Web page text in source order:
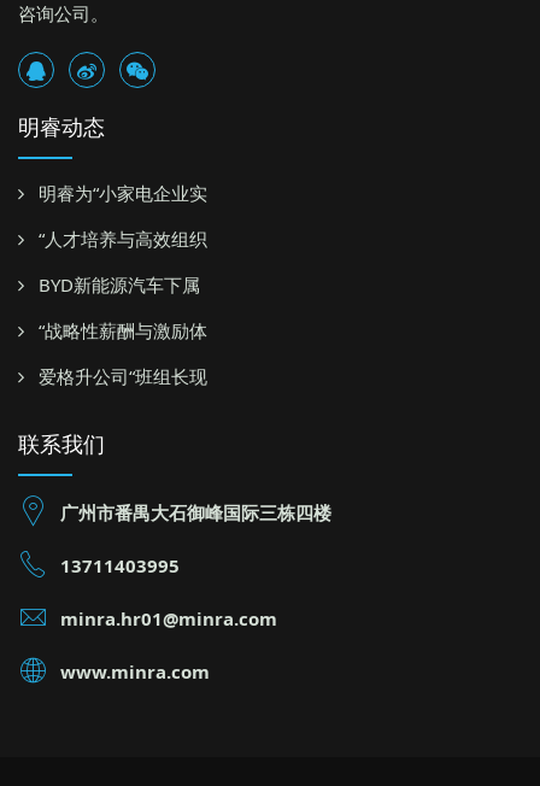
咨询公司。
明睿动态
明睿为“小家电企业实
“人才培养与高效组织
BYD新能源汽车下属
“战略性薪酬与激励体
爱格升公司“班组长现
联系我们
广州市番禺大石御峰国际三栋四楼
13711403995
minra.hr01@minra.com
www.minra.com